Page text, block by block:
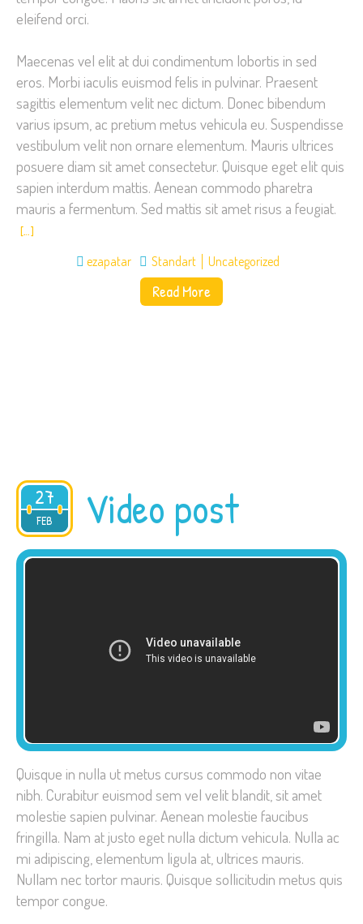
eleifend orci.
Maecenas vel elit at dui condimentum lobortis in sed
eros. Morbi iaculis euismod felis in pulvinar. Praesent
sagittis elementum velit nec dictum. Donec bibendum
varius ipsum, ac pretium metus vehicula eu. Suspendisse
vestibulum velit non ornare elementum. Mauris ultrices
posuere diam sit amet consectetur. Quisque eget elit quis
sapien interdum mattis. Aenean commodo pharetra
mauris a fermentum. Sed mattis sit amet risus a feugiat.
[…]
ezapatar Standart Uncategorized
Read More
27
FEB
2015 Video post
Quisque in nulla ut metus cursus commodo non vitae
nibh. Curabitur euismod sem vel velit blandit, sit amet
molestie sapien pulvinar. Aenean molestie faucibus
fringilla. Nam at justo eget nulla dictum vehicula. Nulla ac
mi adipiscing, elementum ligula at, ultrices mauris.
Nullam nec tortor mauris. Quisque sollicitudin metus quis
tempor congue.